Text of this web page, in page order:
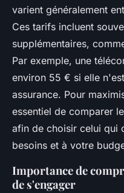
varient généralement
Ces tarifs incluent
supplémentaires,
Par exemple, une
environ 55 € si elle
assurance. Pour
essentiel de comparer
afin de choisir celui qui
besoins et à votre
Importance de
de s'engager